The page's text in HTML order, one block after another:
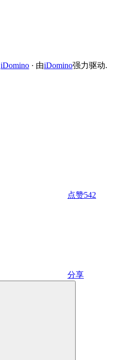
iDomino · 由iDomino强力驱动.
点赞542
分享